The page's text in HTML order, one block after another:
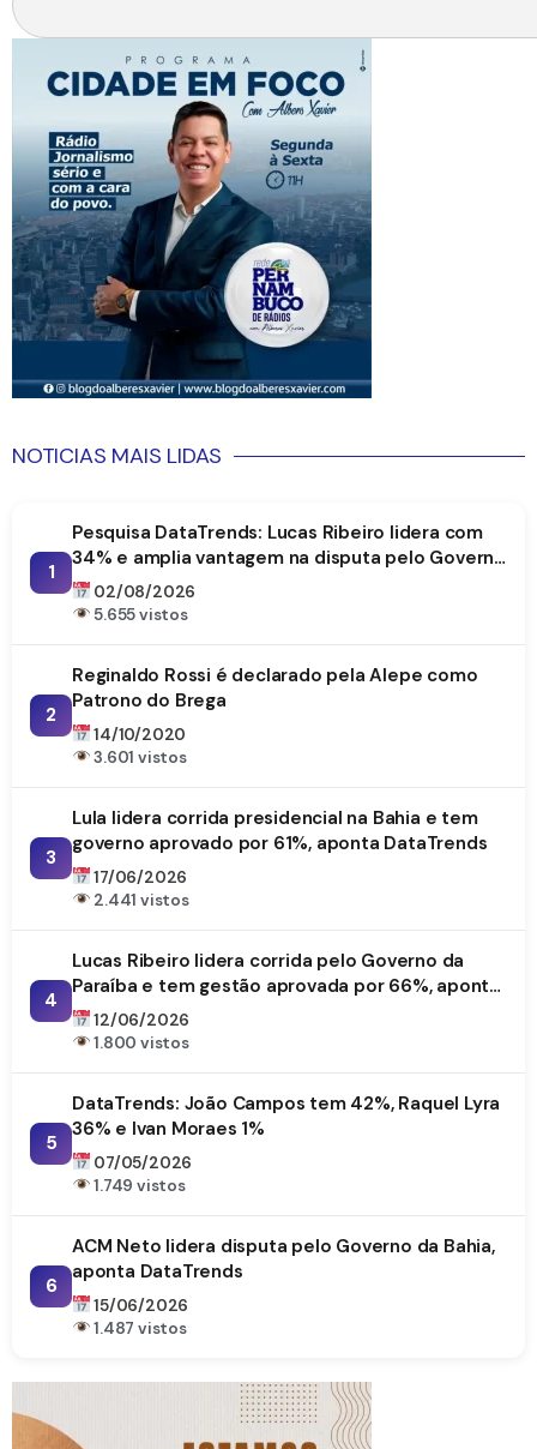
NOTICIAS MAIS LIDAS
1
Pesquisa DataTrends: Lucas Ribeiro lidera com
34% e amplia vantagem na disputa pelo Governo
da Paraíba
02/08/2026
5.655 vistos
2
Reginaldo Rossi é declarado pela Alepe como
Patrono do Brega
14/10/2020
3.601 vistos
3
Lula lidera corrida presidencial na Bahia e tem
governo aprovado por 61%, aponta DataTrends
17/06/2026
2.441 vistos
4
Lucas Ribeiro lidera corrida pelo Governo da
Paraíba e tem gestão aprovada por 66%, aponta
DataTrends
12/06/2026
1.800 vistos
5
DataTrends: João Campos tem 42%, Raquel Lyra
36% e Ivan Moraes 1%
07/05/2026
1.749 vistos
6
ACM Neto lidera disputa pelo Governo da Bahia,
aponta DataTrends
15/06/2026
1.487 vistos